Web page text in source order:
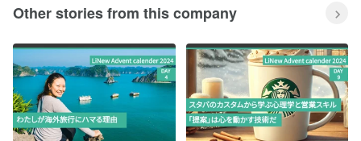
Other stories from this company